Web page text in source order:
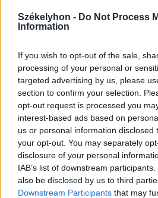
Székelyhon - Do Not Process
Information
If you wish to opt-out of the sale,
processing of your personal or
targeted advertising by us, please
section to confirm your selection.
opt-out request is processed you
interest-based ads based on
us or personal information disclosed
your opt-out. You may separately
disclosure of your personal
IAB’s list of downstream
also be disclosed by us to third
Downstream Participants that may
2026. április 15., szerda
Lakat került az Erdei
lesz a Somostető
vendéglőjével?